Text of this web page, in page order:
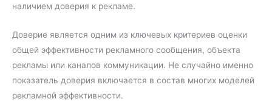
наличием доверия к рекламе.
Доверие является одним из ключевых критериев оценки
общей эффективности рекламного сообщения, объекта
рекламы или каналов коммуникации. Не случайно именно
показатель доверия включается в состав многих моделей
рекламной эффективности.